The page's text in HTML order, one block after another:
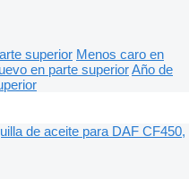
superior Menos caro en
en parte superiorAño de